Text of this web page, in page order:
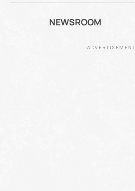
NEWSROOM
ADVERTISEMENT